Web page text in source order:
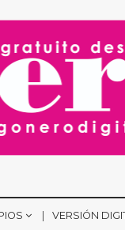
VERSIÓN